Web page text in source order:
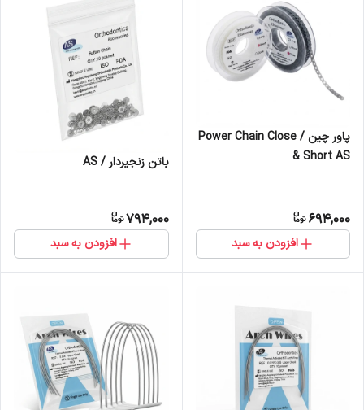
پاور چین / Power Chain Close
& Short AS
694,000
افزودن به سبد
باتن زنجیردار / AS
794,000
افزودن به سبد